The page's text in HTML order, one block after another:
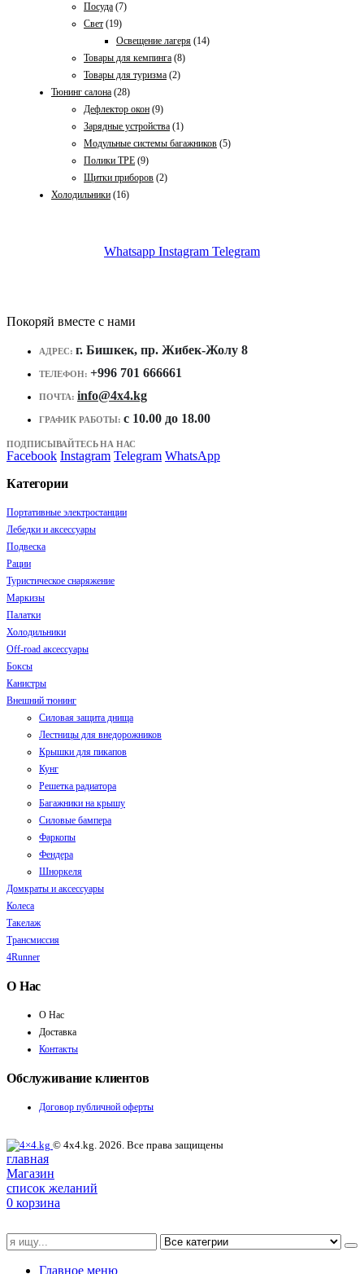
Посуда (7)
Свет (19)
Освещение лагеря (14)
Товары для кемпинга (8)
Товары для туризма (2)
Тюнинг салона (28)
Дефлектор окон (9)
Зарядные устройства (1)
Модульные системы багажников (5)
Полики TPE (9)
Щитки приборов (2)
Холодильники (16)
Whatsapp Instagram Telegram
Покоряй вместе с нами
АДРЕС: г. Бишкек, пр. Жибек-Жолу 8
ТЕЛЕФОН: +996 701 666661
ПОЧТА: info@4x4.kg
ГРАФИК РАБОТЫ: c 10.00 до 18.00
ПОДПИСЫВАЙТЕСЬ НА НАС
Facebook Instagram Telegram WhatsApp
Категории
Портативные электростанции
Лебедки и аксессуары
Подвеска
Рации
Туристическое снаряжение
Маркизы
Палатки
Холодильники
Off-road аксессуары
Боксы
Канистры
Внешний тюнинг
Силовая защита днища
Лестницы для внедорожников
Крышки для пикапов
Кунг
Решетка радиатора
Багажники на крышу
Силовые бампера
Фаркопы
Фендера
Шноркеля
Домкраты и аксессуары
Колеса
Такелаж
Трансмиссия
4Runner
О Нас
О Нас
Доставка
Контакты
Обслуживание клиентов
Договор публичной оферты
© 4x4.kg. 2026. Все права защищены
главная
Магазин
список желаний
0 корзина
Главное меню